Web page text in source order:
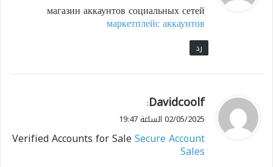
ل
магазин аккаунтов социальных сетей
маркетплейс аккаунтов
رد
ي
ق
ل
Davidcoolf
:
02/05/2025 الساعة 19:47
Verified Accounts for SaleSecure Account
Sales